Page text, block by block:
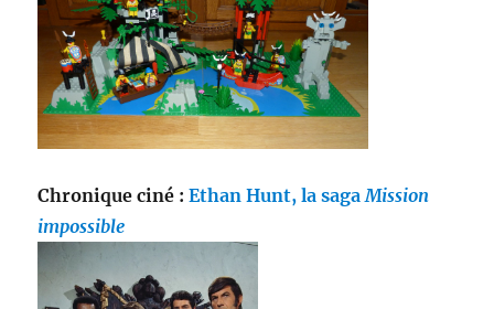
Chronique ciné :Ethan Hunt, la saga Mission
impossible